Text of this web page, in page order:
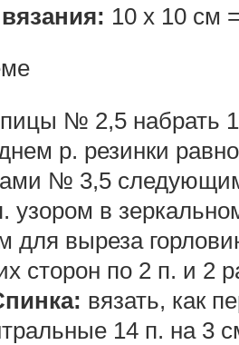
10 х 10 см
№ 2,5 набрать
р. резинки
№ 3,5
узором в
для выреза
сторон по 2 п. и 2
вязать, как
14 п. на 3